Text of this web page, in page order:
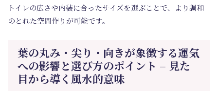
トイレの広さや内装に合ったサイズを選ぶことで、より調和
のとれた空間作りが可能です。
葉の丸み・尖り・向きが象徴する運気
への影響と選び方のポイント – 見た
目から導く風水的意味